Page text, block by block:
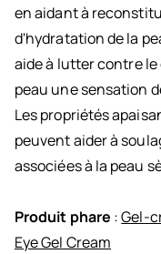
en aidant à
d'hydratation de la
aide à lutter contre
peau une sensation
Les propriétés
peuvent aider à
associées à la peau
Produit phare :Gel-
Eye Gel Cream